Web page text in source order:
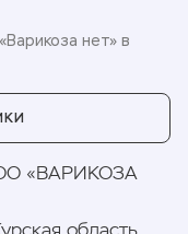
нет» в
«ВАРИКОЗА